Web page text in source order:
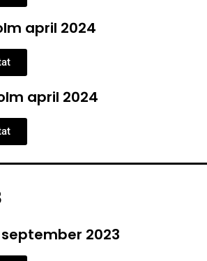
april 2024
april 2024
september 2023